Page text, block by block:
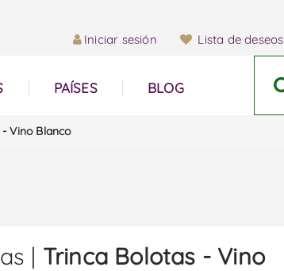
Iniciar sesión Lista de deseos
PAÍSES BLOG
Vino Blanco
| Trinca Bolotas - Vino